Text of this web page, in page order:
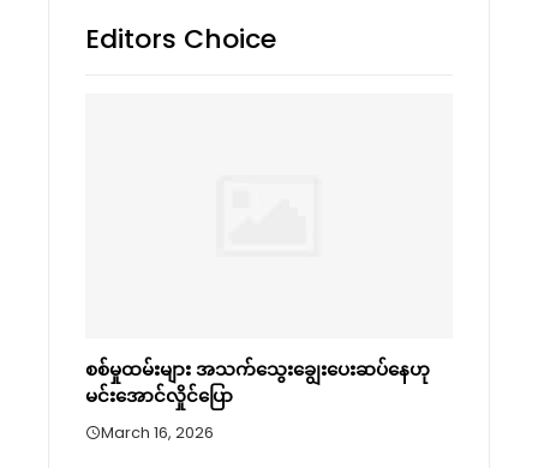
Editors Choice
စစ်မှုထမ်းများ အသက်သွေးချွေးပေးဆပ်နေဟု
မင်းအောင်လှိုင်ပြော
March 16, 2026